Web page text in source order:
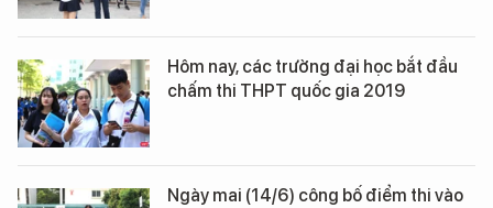
Hôm nay, các trường đại học bắt đầu
chấm thi THPT quốc gia 2019
Ngày mai (14/6) công bố điểm thi vào